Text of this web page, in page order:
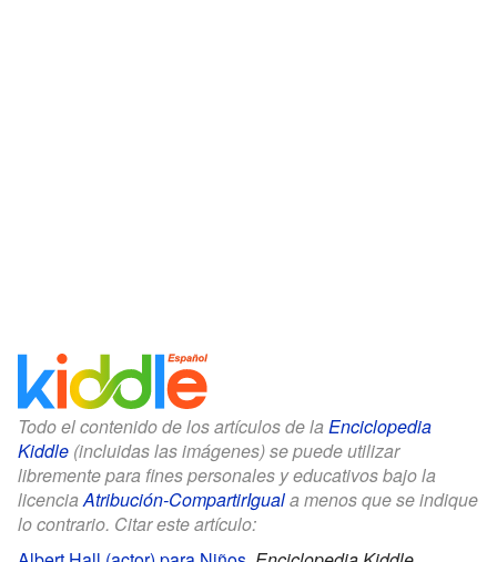
Todo el contenido de los artículos de la Enciclopedia
Kiddle (incluidas las imágenes) se puede utilizar
libremente para fines personales y educativos bajo la
licenciaAtribución-CompartirIguala menos que se indique
lo contrario. Citar este artículo: